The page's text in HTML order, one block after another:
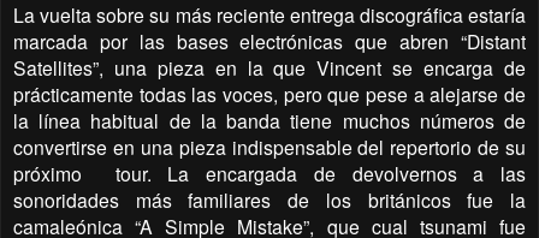
La vuelta sobre su más reciente entrega discográfica estaría
marcada por las bases electrónicas que abren “Distant
Satellites”, una pieza en la que Vincent se encarga de
prácticamente todas las voces, pero que pese a alejarse de
la línea habitual de la banda tiene muchos números de
convertirse en una pieza indispensable del repertorio de su
próximo
tour. La encargada de devolvernos a las
sonoridades más familiares de los británicos fue la
camaleónica “A Simple Mistake”, que cual tsunami fue